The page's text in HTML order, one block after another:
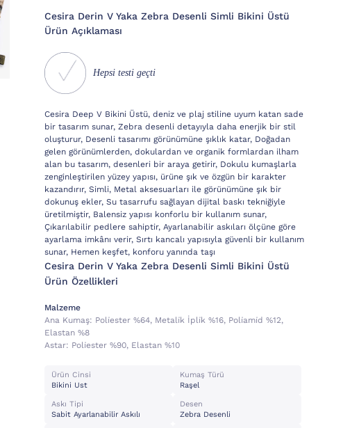
Cesira Derin V Yaka Zebra Desenli Simli Bikini Üstü
Ürün Açıklaması
Hepsi testi geçti
Cesira Deep V Bikini Üstü, deniz ve plaj stiline uyum katan sade
bir tasarım sunar, Zebra desenli detayıyla daha enerjik bir stil
oluşturur, Desenli tasarımı görünümüne şıklık katar, Doğadan
gelen görünümlerden, dokulardan ve organik formlardan ilham
alan bu tasarım, desenleri bir araya getirir, Dokulu kumaşlarla
zenginleştirilen yüzey yapısı, ürüne şık ve özgün bir karakter
kazandırır, Simli, Metal aksesuarları ile görünümüne şık bir
dokunuş ekler, Su tasarrufu sağlayan dijital baskı tekniğiyle
üretilmiştir, Balensiz yapısı konforlu bir kullanım sunar,
Çıkarılabilir pedlere sahiptir, Ayarlanabilir askıları ölçüne göre
ayarlama imkânı verir, Sırtı kancalı yapısıyla güvenli bir kullanım
sunar, Hemen keşfet, konforu yanında taşı
Cesira Derin V Yaka Zebra Desenli Simli Bikini Üstü
Ürün Özellikleri
Malzeme
Ana Kumaş: Poli̇ester %64, Metali̇k İpli̇k %16, Poli̇ami̇d %12,
Elastan %8
Astar: Poli̇ester %90, Elastan %10
Ürün Cinsi
Bikini Ust
Kumaş Türü
Raşel
Askı Tipi
Sabit Ayarlanabilir Askılı
Desen
Zebra Desenli